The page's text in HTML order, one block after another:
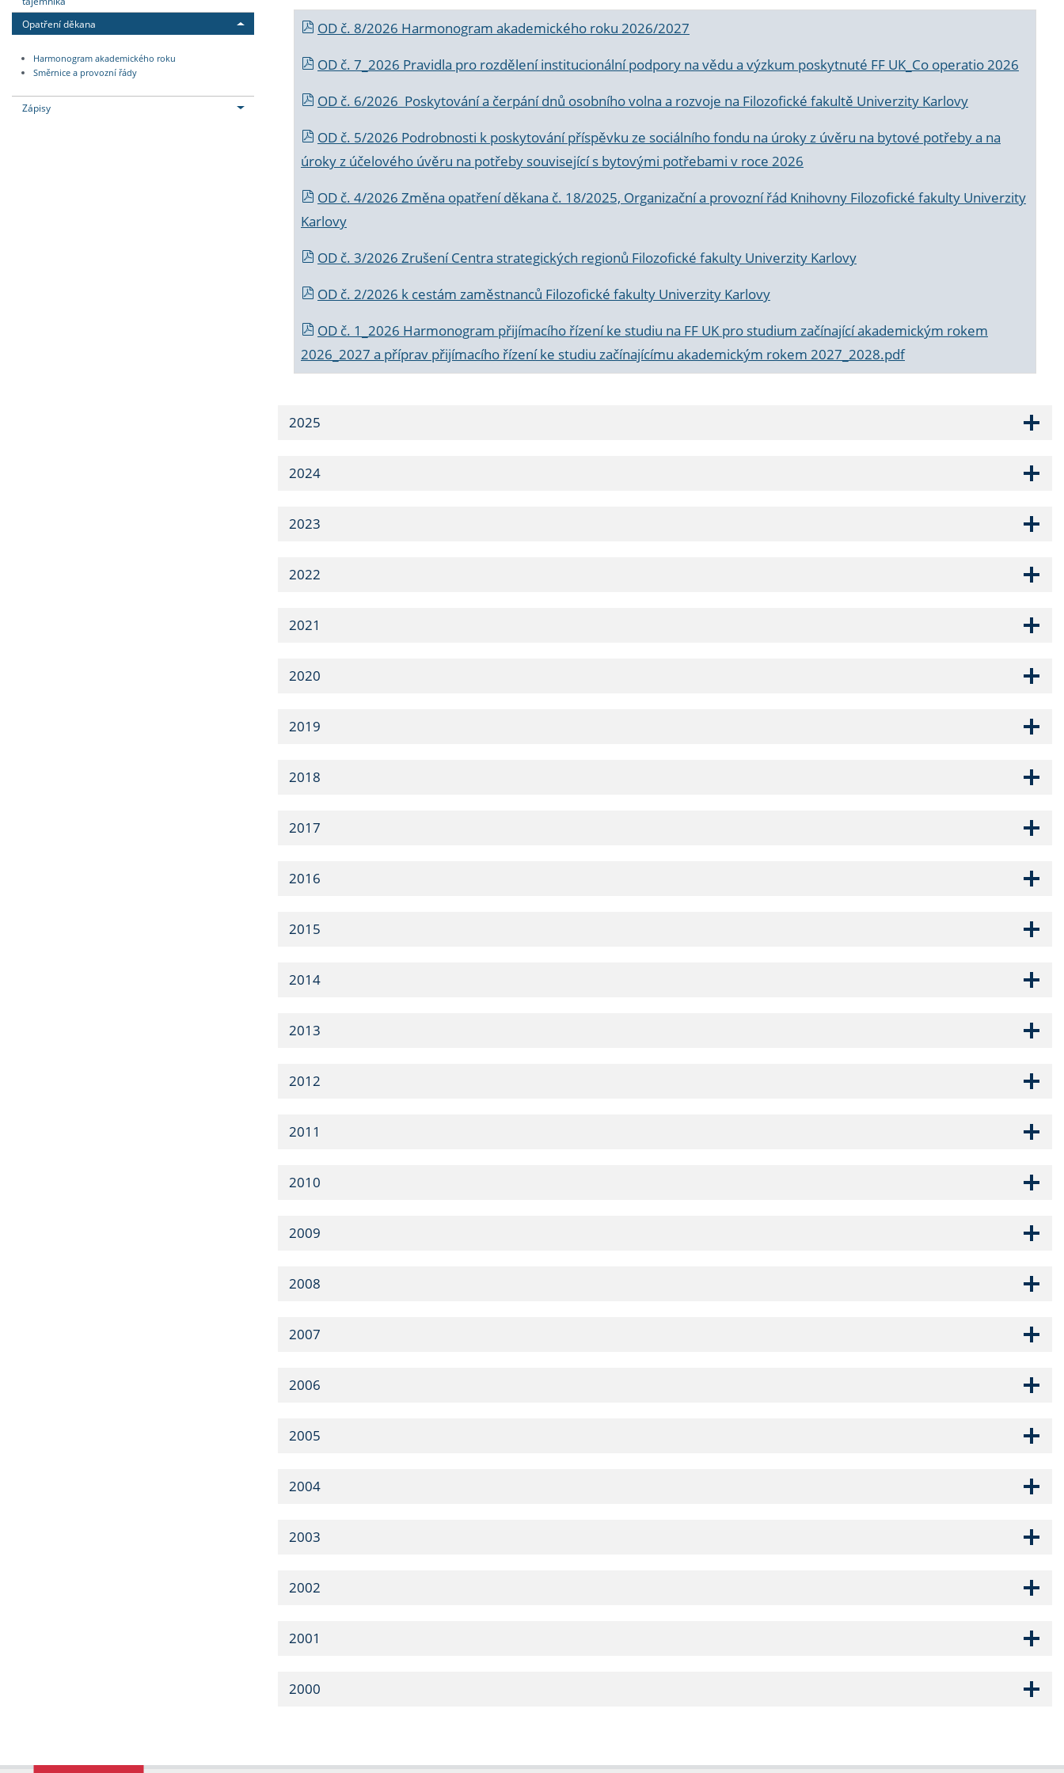
Opatření děkana
Harmonogram akademického roku
Směrnice a provozní řády
Zápisy
OD č. 8/2026 Harmonogram akademického roku 2026/2027
OD č. 7_2026 Pravidla pro rozdělení institucionální podpory na vědu a výzkum poskytnuté FF UK_Co operatio 2026
OD č. 6/2026 Poskytování a čerpání dnů osobního volna a rozvoje na Filozofické fakultě Univerzity Karlovy
OD č. 5/2026 Podrobnosti k poskytování příspěvku ze sociálního fondu na úroky z úvěru na bytové potřeby a na
úroky z účelového úvěru na potřeby související s bytovými potřebami v roce 2026
OD č. 4/2026 Změna opatření děkana č. 18/2025, Organizační a provozní řád Knihovny Filozofické fakulty Univerzity
Karlovy
OD č. 3/2026 Zrušení Centra strategických regionů Filozofické fakulty Univerzity Karlovy
OD č. 2/2026 k cestám zaměstnanců Filozofické fakulty Univerzity Karlovy
OD č. 1_2026 Harmonogram přijímacího řízení ke studiu na FF UK pro studium začínající akademickým rokem
2026_2027 a příprav přijímacího řízení ke studiu začínajícímu akademickým rokem 2027_2028.pdf
2025
2024
2023
2022
2021
2020
2019
2018
2017
2016
2015
2014
2013
2012
2011
2010
2009
2008
2007
2006
2005
2004
2003
2002
2001
2000